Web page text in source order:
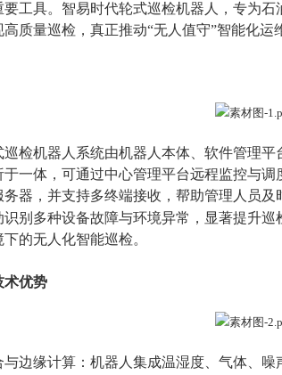
要工具。智易时代轮式巡检机器人，专为
质量巡检，真正推动“无人值守”智能化运
巡检机器人系统由机器人本体、软件管理
于一体，可通过中心管理平台远程监控与
器，并支持多终端接收，帮助管理人员
别多种设备故障与环境异常，显著提升
的无人化智能巡检。
术优势
与边缘计算：机器人集成温湿度、气体、